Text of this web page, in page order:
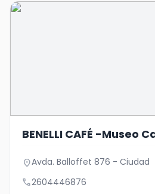
BENELLI CAFÉ -Museo
location_onAvda. Balloffet 876 - Ciudad
call2604446876